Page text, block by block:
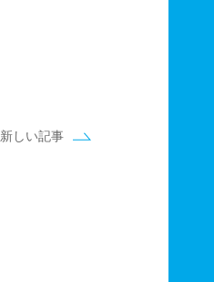
新しい記事